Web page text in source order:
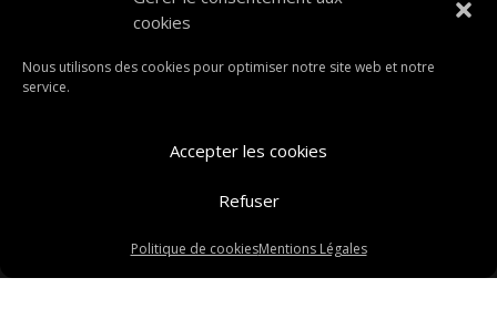
cookies
Nous utilisons des cookies pour optimiser notre site web et notre
service.
Accepter les cookies
Refuser
Politique de cookiesMentions Légales